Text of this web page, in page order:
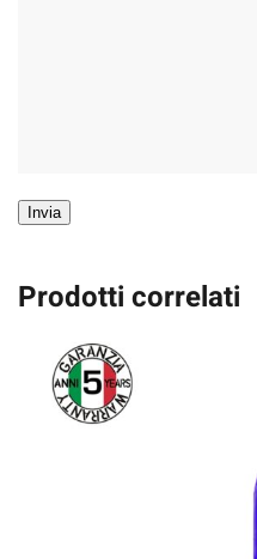
Invia
Prodotti correlati